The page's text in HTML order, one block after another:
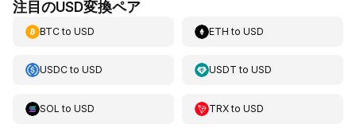
注目のUSD変換ペア
BTCto USD ETH toUSD
USDCto USD USDT toUSD
SOL to USD TRXtoUSD